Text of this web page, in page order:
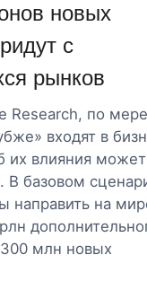
новых
с
рынков
Research, по
входят в
влияния может
В базовом
направить на
300 млн новых